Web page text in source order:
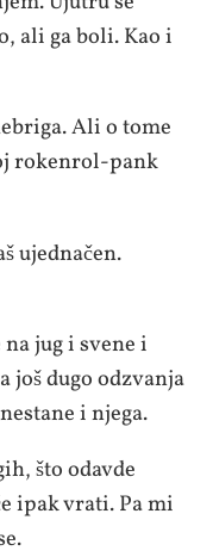
ali ga boli. Kao i
Ali o tome
rokenrol-pank
ujednačen.
jug i svene i
dugo odzvanja
i njega.
što odavde
ipak vrati. Pa mi